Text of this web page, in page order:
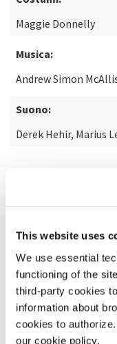
This website uses
We use essential
functioning of the
third-party cookies
information about
cookies to
our cookie policy.
Maggie Donnelly
Musica:
Andrew Simon
Suono:
Derek Hehir, Marius